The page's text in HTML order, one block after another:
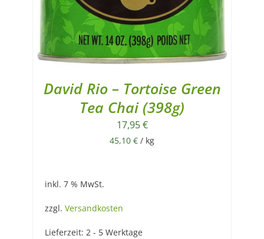
David Rio – Tortoise Green
Tea Chai (398g)
17,95€
45,10 € / kg
inkl. 7 % MwSt.
zzgl. Versandkosten
Lieferzeit: 2 - 5 Werktage